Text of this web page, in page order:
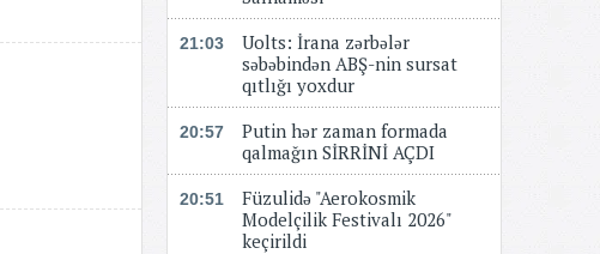
21:03
Uolts: İrana zərbələr
səbəbindən ABŞ-nin sursat
qıtlığı yoxdur
20:57
Putin hər zaman formada
qalmağın SİRRİNİ AÇDI
20:51
Füzulidə "Aerokosmik
Modelçilik Festivalı 2026"
keçirildi